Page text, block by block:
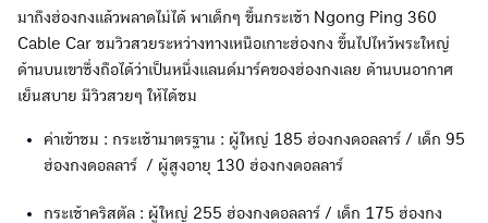
มาถึงฮ่องกงแล้วพลาดไม่ได้ พาเด็กๆ ขึ้นกระเช้า Ngong Ping 360
Cable Car ชมวิวสวยระหว่างทางเหนือเกาะฮ่องกง ขึ้นไปไหว้พระใหญ่
ด้านบนเขาซึ่งถือได้ว่าเป็นหนึ่งแลนด์มาร์คของฮ่องกงเลย ด้านบนอากาศ
เย็นสบาย มีวิวสวยๆ ให้ได้ชม
ค่าเข้าชม : กระเช้ามาตรฐาน : ผู้ใหญ่ 185 ฮ่องกงดอลลาร์ / เด็ก 95
ฮ่องกงดอลลาร์ / ผู้สูงอายุ 130 ฮ่องกงดอลลาร์
กระเช้าคริสตัล : ผู้ใหญ่ 255 ฮ่องกงดอลลาร์ / เด็ก 175 ฮ่องกง